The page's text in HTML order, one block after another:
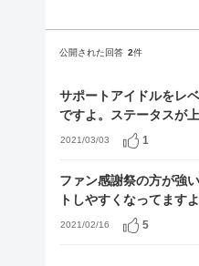
公開された回答 2件
サポートアイドルをレ
ですよ。ステータスが
2021/03/03 1
ファン感謝祭の方が強
トしやすくなってますよ
2021/02/16 5